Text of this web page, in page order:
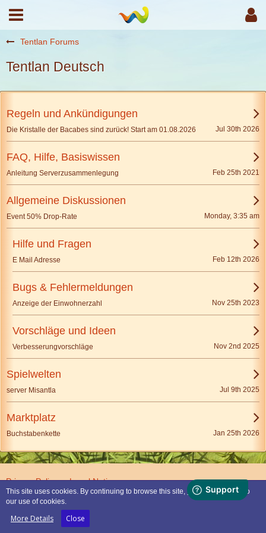
Tentlan Forums
Tentlan Deutsch
Regeln und Ankündigungen
Die Kristalle der Bacabes sind zurück! Start am 01.08.2026 Jul 30th 2026
FAQ, Hilfe, Basiswissen
Anleitung Serverzusammenlegung Feb 25th 2021
Allgemeine Diskussionen
Event 50% Drop-Rate Monday, 3:35 am
Hilfe und Fragen
E Mail Adresse Feb 12th 2026
Bugs & Fehlermeldungen
Anzeige der Einwohnerzahl Nov 25th 2023
Vorschläge und Ideen
Verbesserungvorschläge Nov 2nd 2025
Spielwelten
server Misantla Jul 9th 2025
Marktplatz
Buchstabenkette Jan 25th 2026
Privacy Policy Legal Notice
This site uses cookies. By continuing to browse this site, you are agreeing to
our use of cookies.
More Details Close